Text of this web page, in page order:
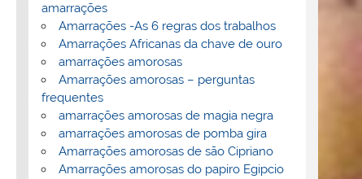
amarrações
Amarrações -As 6 regras dos trabalhos
Amarrações Africanas da chave de ouro
amarrações amorosas
Amarrações amorosas – perguntas
frequentes
amarrações amorosas de magia negra
amarrações amorosas de pomba gira
Amarrações amorosas de são Cipriano
Amarrações amorosas do papiro Egipcio